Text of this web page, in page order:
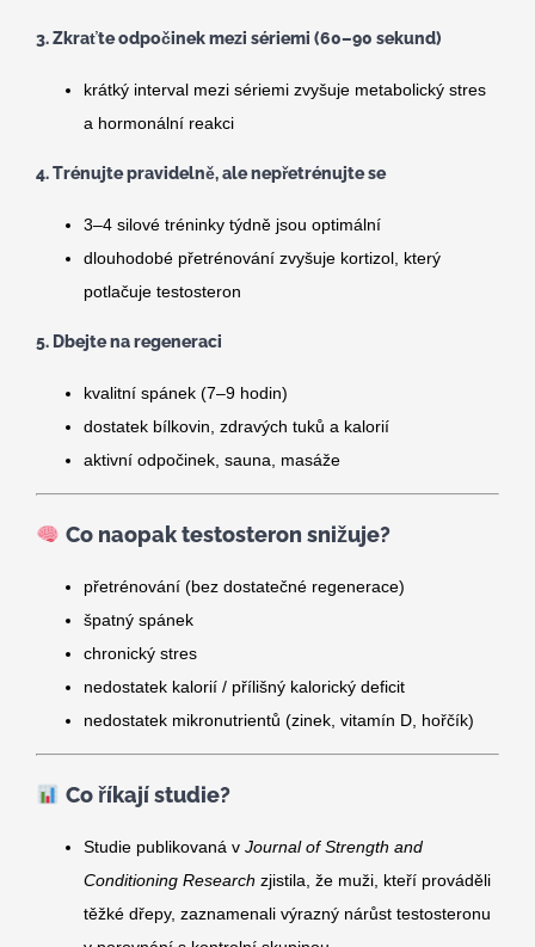
3. Zkraťte odpočinek mezi sériemi (60–90 sekund)
krátký interval mezi sériemi zvyšuje metabolický stres
a hormonální reakci
4. Trénujte pravidelně, ale nepřetrénujte se
3–4 silové tréninky týdně jsou optimální
dlouhodobé přetrénování zvyšuje kortizol, který
potlačuje testosteron
5. Dbejte na regeneraci
kvalitní spánek (7–9 hodin)
dostatek bílkovin, zdravých tuků a kalorií
aktivní odpočinek, sauna, masáže
Co naopak testosteron snižuje?
přetrénování (bez dostatečné regenerace)
špatný spánek
chronický stres
nedostatek kalorií / přílišný kalorický deficit
nedostatek mikronutrientů (zinek, vitamín D, hořčík)
Co říkají studie?
Studie publikovaná v Journal of Strength and
Conditioning Research zjistila, že muži, kteří prováděli
těžké dřepy, zaznamenali výrazný nárůst testosteronu